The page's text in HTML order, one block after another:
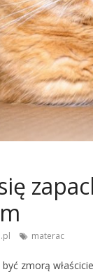
materac
zmorą